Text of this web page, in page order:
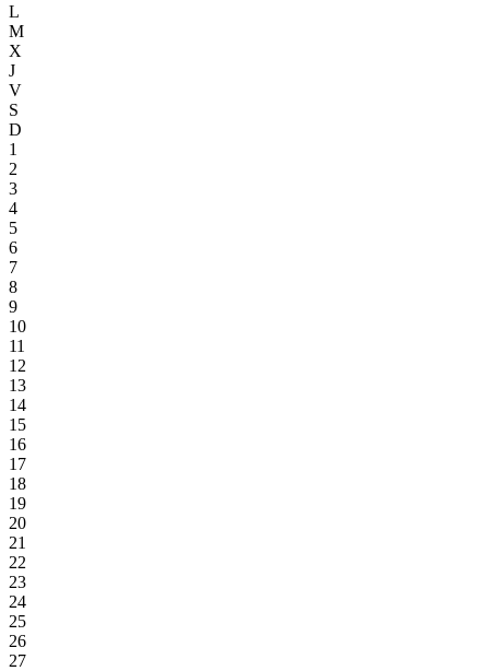
L
M
X
J
V
S
D
1
2
3
4
5
6
7
8
9
10
11
12
13
14
15
16
17
18
19
20
21
22
23
24
25
26
27